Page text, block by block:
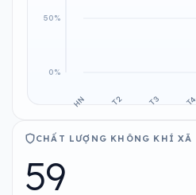
CHẤT LƯỢNG KHÔNG KHÍ XÃ
59